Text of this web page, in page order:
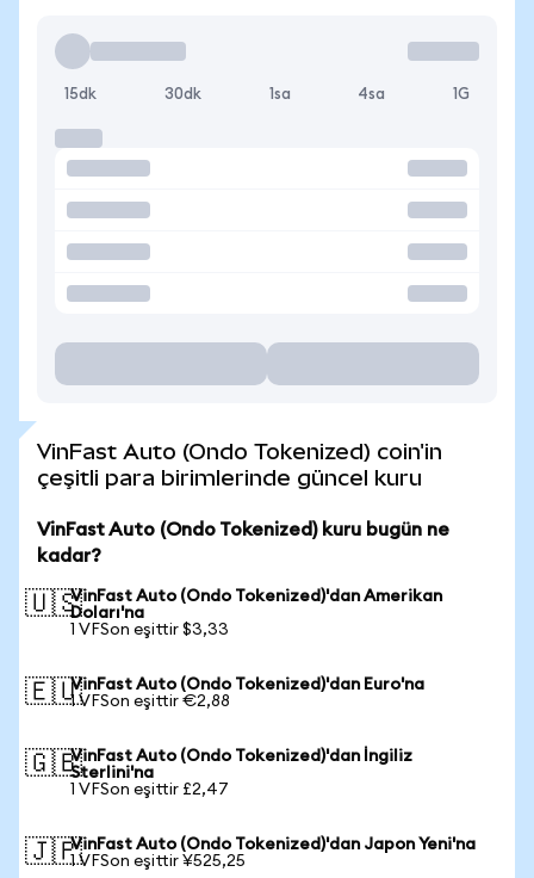
15dk 30dk 1sa 4sa 1G
VinFast Auto (Ondo Tokenized) coin'in
çeşitli para birimlerinde güncel kuru
VinFast Auto (Ondo Tokenized) kuru bugün ne
kadar?
🇺🇸VinFast Auto (Ondo Tokenized)'dan Amerikan
Doları'na
1 VFSon eşittir $3,33
🇪🇺VinFast Auto (Ondo Tokenized)'dan Euro'na
1 VFSon eşittir €2,88
🇬🇧VinFast Auto (Ondo Tokenized)'dan İngiliz
Sterlini'na
1 VFSon eşittir £2,47
🇯🇵VinFast Auto (Ondo Tokenized)'dan Japon Yeni'na
1 VFSon eşittir ¥525,25